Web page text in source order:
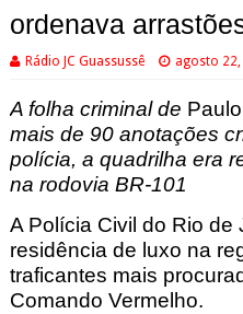
ordenava
Rádio JC Guassussê agosto
A folha criminal de
mais de 90 anotações
polícia, a quadrilha era
na rodovia BR-101
A Polícia Civil do Rio de
residência de luxo na
traficantes mais
Comando Vermelho.